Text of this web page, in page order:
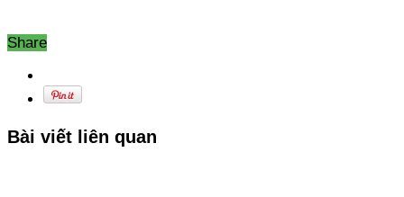
Share
Bài viết liên quan